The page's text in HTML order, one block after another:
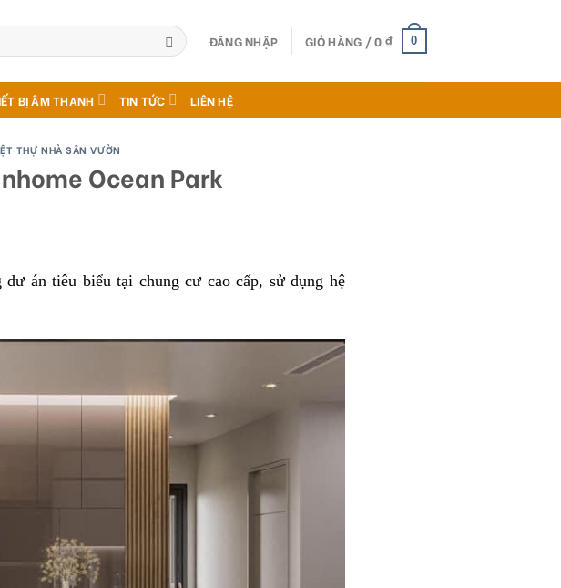
ĐĂNG NHẬP GIỎ HÀNG /0 ₫ 0
BỊ ÂM THANH TIN TỨC LIÊN HỆ
THỰ NHÀ SÂN VƯỜN
Ocean Park
án tiêu biểu tại chung cư cao cấp, sử dụng hệ